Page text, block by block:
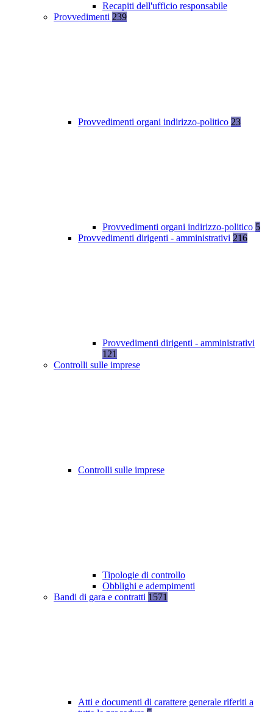
Recapiti dell'ufficio responsabile
Provvedimenti 239
Provvedimenti organi indirizzo-politico 23
Provvedimenti organi indirizzo-politico 5
Provvedimenti dirigenti - amministrativi 216
Provvedimenti dirigenti - amministrativi
121
Controlli sulle imprese
Controlli sulle imprese
Tipologie di controllo
Obblighi e adempimenti
Bandi di gara e contratti 1571
Atti e documenti di carattere generale riferiti a